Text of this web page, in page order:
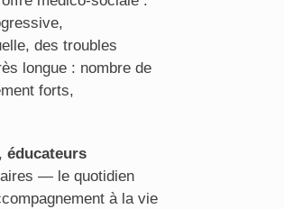
des troubles
longue : nombre de
forts,
, éducateurs
aires — le quotidien
à la vie